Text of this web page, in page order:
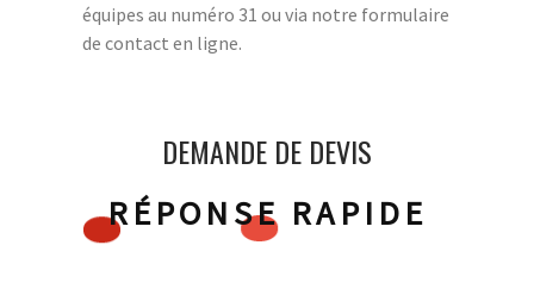
équipes au numéro 31 ou via notre formulaire
de contact en ligne.
DEMANDE DE DEVIS
RÉPONSE RAPIDE